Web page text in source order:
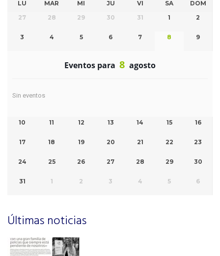
LU MAR MI JU VI SA
DOM
27
28 29 30 31 1 2
3 4 5 6 7 8 9
Eventos para 8 agosto
Sin eventos
10 11 12 13 14 15 16
17 18 19 20 21 22 23
24 25 26 27 28 29 30
31 1 2 3 4 5 6
Últimas noticias